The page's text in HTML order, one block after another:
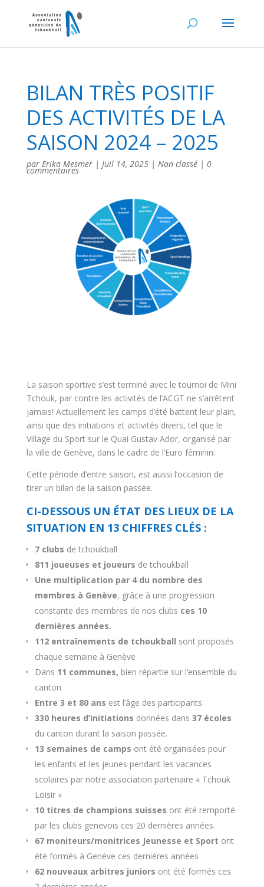
BILAN TRÈS POSITIF
DES ACTIVITÉS DE LA
SAISON 2024 – 2025
par Erika Mesmer| Juil 14, 2025| Non classé| 0
commentaires
La saison sportive s’est terminé avec le tournoi de Mini
Tchouk, par contre les activités de l’ACGT ne s’arrêtent
jamais! Actuellement les camps d’été battent leur plain,
ainsi que des initiations et activités divers, tel que le
Village du Sport sur le Quai Gustav Ador, organisé par
la ville de Genève, dans le cadre de l’Euro féminin.
Cette période d’entre saison, est aussi l’occasion de
tirer un bilan de la saison passée.
CI-DESSOUS UN ÉTAT DES LIEUX DE LA
SITUATION EN 13 CHIFFRES CLÉS :
7 clubs de tchoukball
811 joueuses et joueurs de tchoukball
Une multiplication par 4 du nombre des
membres à Genève, grâce à une progression
constante des membres de nos clubs ces 10
dernières années.
112 entraînements de tchoukball sont proposés
chaque semaine à Genève
Dans 11 communes, bien répartie sur l’ensemble du
canton
Entre 3 et 80 ans est l’âge des participants
330 heures d’initiations données dans 37 écoles
du canton durant la saison passée.
13 semaines de camps ont été organisées pour
les enfants et les jeunes pendant les vacances
scolaires par notre association partenaire « Tchouk
Loisir »
10 titres de champions suisses ont été remporté
par les clubs genevois ces 20 dernières années.
67 moniteurs/monitrices Jeunesse et Sport ont
été formés à Genève ces dernières années
62 nouveaux arbitres juniors ont été formés ces